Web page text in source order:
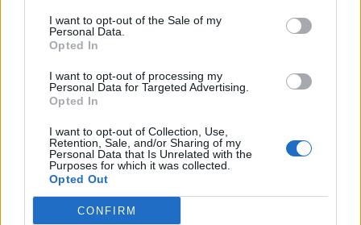
I want to opt-out of the Sale of my
Personal Data.
Opted In
I want to opt-out of processing my
Personal Data for Targeted Advertising.
Opted In
I want to opt-out of Collection, Use,
Retention, Sale, and/or Sharing of my
Personal Data that Is Unrelated with the
Purposes for which it was collected.
Opted Out
CONFIRM
19 Νοεμβρίου 2025 16:50
Επίσκεψη φοιτητών της Ιατρικής
Σχολής ΕΚΠΑ στο Ωνάσειο Νοσοκομείο